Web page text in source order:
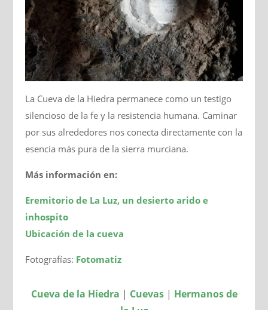
La Cueva de la Hiedra permanece como un testigo
silencioso de la fe y la resistencia humana. Caminar
por sus alrededores nos conecta directamente con la
esencia más pura de la sierra murciana.
Más información en:
Eremitorio de La Luz, un desierto arido e
inhospito
Ubicación de la cueva
Fotografías: Fotomatiz
Cueva de la Hiedra | Cuevas| Hermanos de